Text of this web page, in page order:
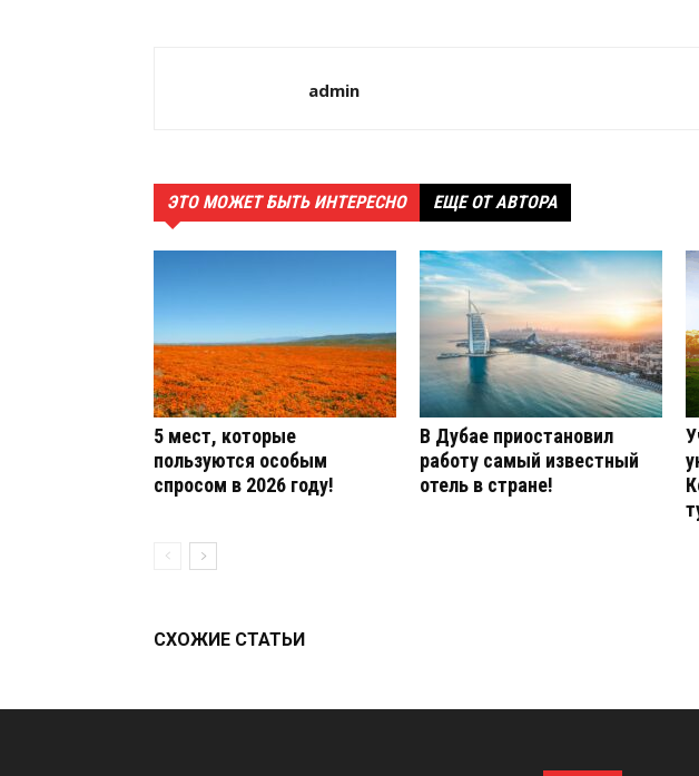
admin
ЭТО МОЖЕТ БЫТЬ ИНТЕРЕСНО ЕЩЕ ОТ АВТОРА
5 мест, которые
пользуются особым
спросом в 2026 году!
В Дубае приостановил
работу самый известный
отель в стране!
СХОЖИЕ СТАТЬИ